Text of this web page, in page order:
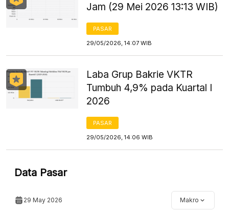
Jam (29 Mei 2026 13:13 WIB)
PASAR
29/05/2026, 14:07 WIB
Laba Grup Bakrie VKTR
Tumbuh 4,9% pada Kuartal I
2026
PASAR
29/05/2026, 14:06 WIB
Data Pasar
29 May 2026 Makro